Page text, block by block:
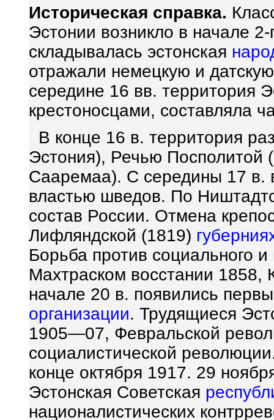
Историческая справка.
Эстонии возникло в начале
складывалась эстонская
отражали немецкую и
середине 16 вв. территория
крестоносцами, составляла
В конце 16 в. территория
Эстония), Речью
Сааремаа). С середины 17 в.
властью шведов. По
состав России. Отмена
Лифляндской (1819)
Борьба против социального
Махтраском восстании 1858,
начале 20 в. появились
организации. Трудящиеся
1905—07, Февральской
социалистической
конце октября 1917. 29
Эстонская Советская
националистических